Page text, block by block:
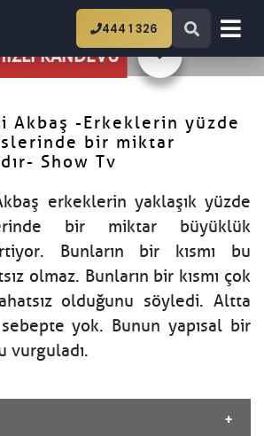
444 1 326
Akbaş -Erkeklerin
bir miktar
Show Tv
RANDEVU
Akbaş -Erkeklerin yüzde
bir miktar
Show Tv
erkeklerin yaklaşık yüzde
bir miktar büyüklük
Bunların bir kısmı bu
olmaz. Bunların bir kısmı çok
olduğunu söyledi. Altta
yok. Bunun yapısal bir
vurguladı.